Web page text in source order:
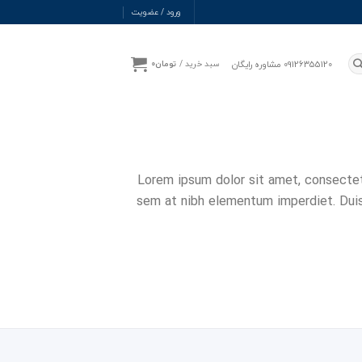
ورود / عضویت
09126355120 مشاوره رایگان سبد خرید / تومان0
Lorem ipsum dolor sit amet,
sem at nibh elementum imperdiet.